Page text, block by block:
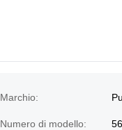
Marchio:
Numero di modello: